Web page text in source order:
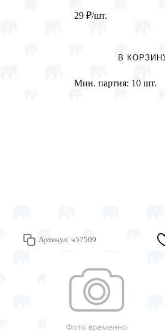
29 ₽/шт.
В
Мин. партия: 10 шт.
Артикул: ч57509